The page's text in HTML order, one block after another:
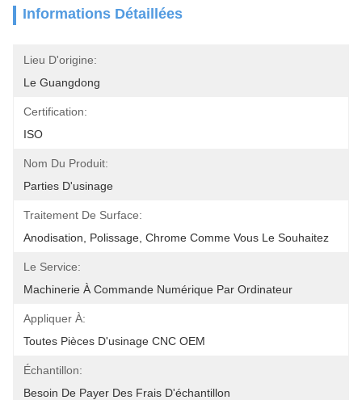
Informations Détaillées
Lieu D'origine:
Le Guangdong
Certification:
ISO
Nom Du Produit:
Parties D'usinage
Traitement De Surface:
Anodisation, Polissage, Chrome Comme Vous Le Souhaitez
Le Service:
Machinerie À Commande Numérique Par Ordinateur
Appliquer À:
Toutes Pièces D'usinage CNC OEM
Échantillon:
Besoin De Payer Des Frais D'échantillon